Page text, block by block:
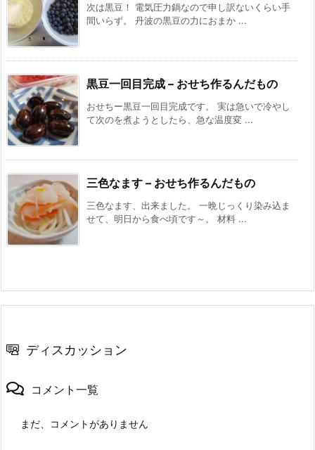
次は黒豆！ 電気圧力鍋なので申し訳ないくらい手
間いらず。 丹波の黒豆の力におまか ...
黒豆一回目完成 – おせち作るんだもの
おせちー黒豆一回目完成です。 実は急いで冷やし
て次のを煮ようとしたら、急な温度変 ...
三色なます – おせち作るんだもの
三色なます、出来ました。 一晩じっくり染み込ま
せて、明日から食べ頃です～。 材料 ...
ディスカッション
コメント一覧
まだ、コメントがありません